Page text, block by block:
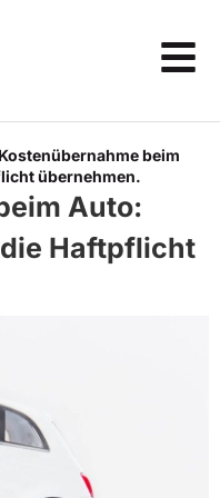
Kostenübernahme beim
übernehmen.
Auto:
Haftpflicht